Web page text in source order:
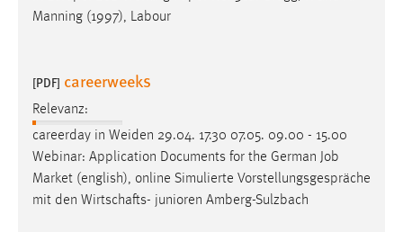
Manning (1997), Labour
[PDF] careerweeks
Relevanz:
careerday in Weiden 29.04. 17.30 07.05. 09.00 - 15.00
Webinar: Application Documents for the German Job
Market (english), online Simulierte Vorstellungsgespräche
mit den Wirtschafts- junioren Amberg-Sulzbach